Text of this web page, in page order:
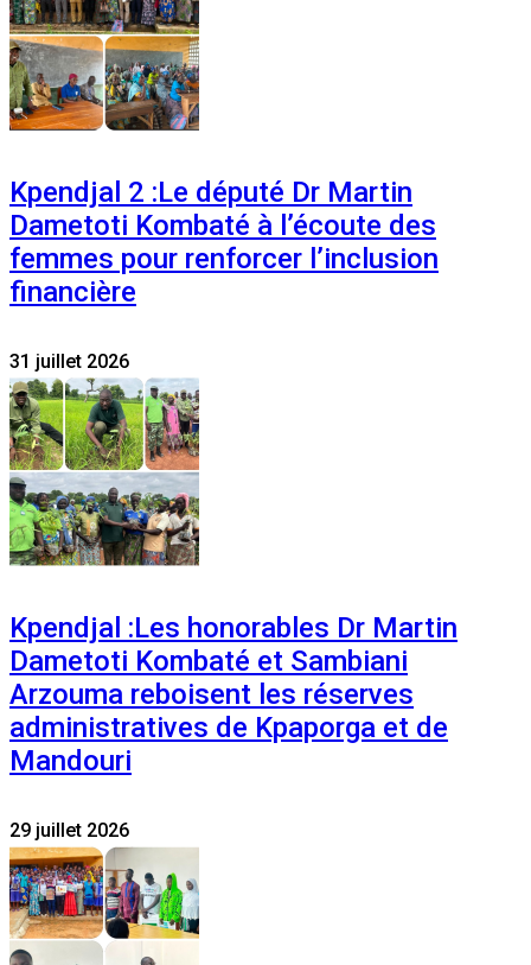
Kpendjal 2 :Le député Dr Martin
Dametoti Kombaté à l’écoute des
femmes pour renforcer l’inclusion
financière
31 juillet 2026
Kpendjal :Les honorables Dr Martin
Dametoti Kombaté et Sambiani
Arzouma reboisent les réserves
administratives de Kpaporga et de
Mandouri
29 juillet 2026